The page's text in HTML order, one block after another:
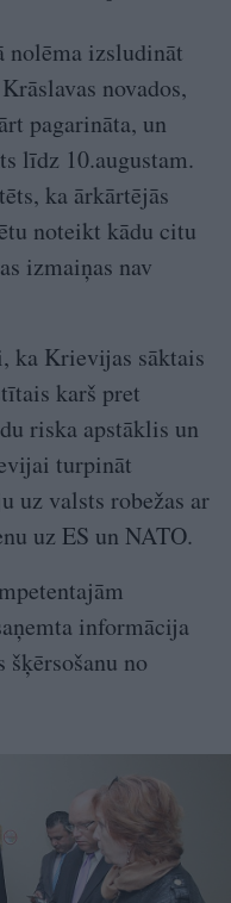
nolēma izsludināt
novados,
pagarināta, un
līdz 10.augustam.
ka ārkārtējās
noteikt kādu citu
izmaiņas nav
ka Krievijas sāktais
karš pret
riska apstāklis un
turpināt
uz valsts robežas ar
uz ES un NATO.
informācija
no